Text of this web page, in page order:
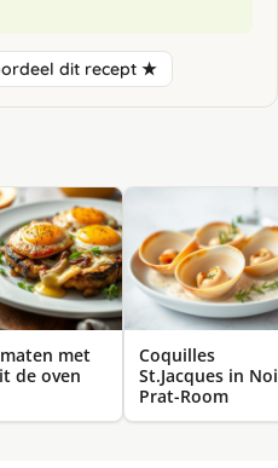
dit recept ★
met
de oven
Coquilles
St.Jacques in
Prat-Room